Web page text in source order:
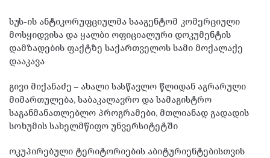
სუს-ის ანტიკორუფციულმა სააგენტომ კომერციული
მოსყიდვისა და ყალბი ოფიციალური დოკუმენტის
დამზადების ფაქტზე საქართველოს სამი მოქალაქე
დააკავა
გივი მიქანაძე – ახალი სასწავლო წლიდან აგრარული
მიმართულება, საბაკალავრო და სამაგისტრო
საგანმანათლებლო პროგრამები, მთლიანად გადადის
სოხუმის სახელმწიფო უნვერსიტეტში
ოკუპირებული ტერიტორიების აბიტურიენტებისთვის